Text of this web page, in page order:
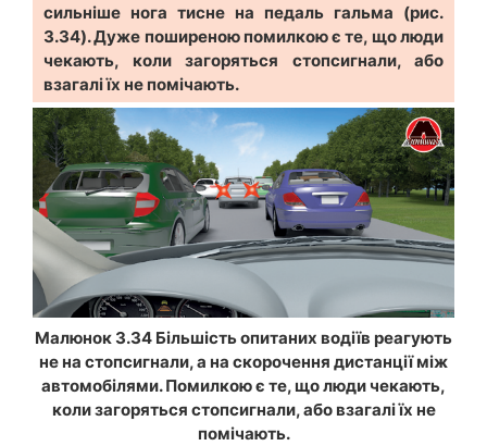
сильніше нога тисне на педаль гальма (рис.
3.34). Дуже поширеною помилкою є те, що люди
чекають, коли загоряться стопсигнали, або
взагалі їх не помічають.
Малюнок 3.34 Більшість опитаних водіїв реагують
не на стопсигнали, а на скорочення дистанції між
автомобілями. Помилкою є те, що люди чекають,
коли загоряться стопсигнали, або взагалі їх не
помічають.